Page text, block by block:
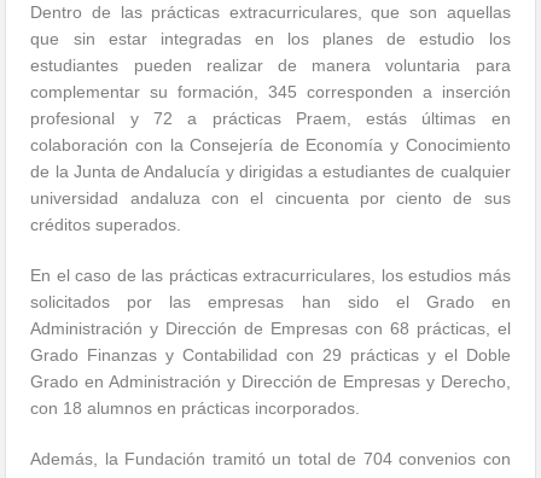
Dentro de las prácticas extracurriculares, que son aquellas
que sin estar integradas en los planes de estudio los
estudiantes pueden realizar de manera voluntaria para
complementar su formación, 345 corresponden a inserción
profesional y 72 a prácticas Praem, estás últimas en
colaboración con la Consejería de Economía y Conocimiento
de la Junta de Andalucía y dirigidas a estudiantes de cualquier
universidad andaluza con el cincuenta por ciento de sus
créditos superados.
En el caso de las prácticas extracurriculares, los estudios más
solicitados por las empresas han sido el Grado en
Administración y Dirección de Empresas con 68 prácticas, el
Grado Finanzas y Contabilidad con 29 prácticas y el Doble
Grado en Administración y Dirección de Empresas y Derecho,
con 18 alumnos en prácticas incorporados.
Además, la Fundación tramitó un total de 704 convenios con